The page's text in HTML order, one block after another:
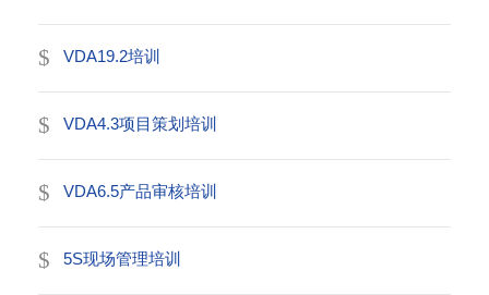
VDA19.2培训
VDA4.3项目策划培训
VDA6.5产品审核培训
5S现场管理培训